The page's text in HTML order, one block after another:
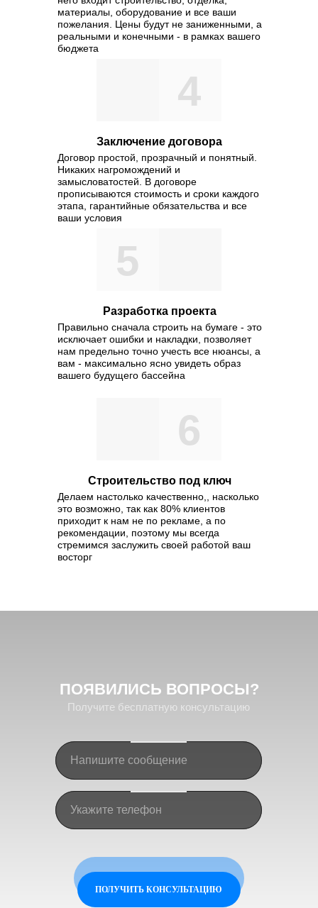
опыт укрепление и развитие
административных условий.
Заключение договора
Разработка проекта
Строительство под ключ
материалы, оборудование и все ваши
пожелания. Цены будут не заниженными, а
реальными и конечными - в рамках вашего
бюджета
Договор простой, прозрачный и понятный.
Никаких нагромождений и
замысловатостей. В договоре
прописываются стоимость и сроки каждого
этапа, гарантийные обязательства и все
ваши условия
Правильно сначала строить на бумаге - это
исключает ошибки и накладки, позволяет
нам предельно точно учесть все нюансы, а
вам - максимально ясно увидеть образ
вашего будущего бассейна
Делаем настолько качественно,, насколько
это возможно, так как 80% клиентов
приходит к нам не по рекламе, а по
рекомендации, поэтому мы всегда
стремимся заслужить своей работой ваш
восторг
4
5
6
ПОЯВИЛИСЬ ВОПРОСЫ?
Получите бесплатную консультацию
ПОЛУЧИТЬ КОНСУЛЬТАЦИЮ